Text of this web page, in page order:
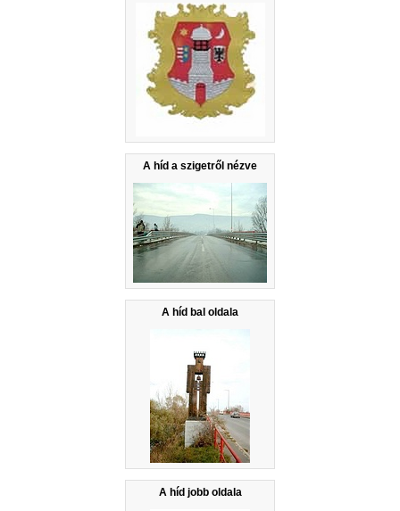
A híd a szigetről nézve
A híd bal oldala
A híd jobb oldala